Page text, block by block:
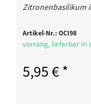
Zitronenbasilikum
Artikel-Nr.:OCI98
vorrätig, lieferbar in
5,95 € *